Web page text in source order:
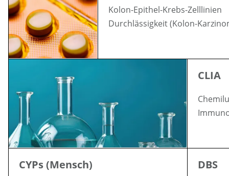
Kolon-Epithel-Krebs-Zelllinien
Durchlässigkeit (Kolon-
CLIA
CYPs (Mensch) DBS